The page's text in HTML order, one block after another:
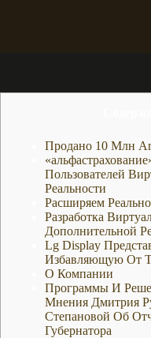
Продано 10 Млн Ar
Пользователей
Реальности
Расширяем
Разработка
Дополнительной
Lg Display
Избавляющую От
О Компании
Программы И
Мнения Дмитрия
Степановой Об
Губернатора